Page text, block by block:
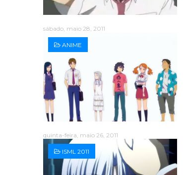
sábado, maio 28, 2011
ANIME
quinta-feira, maio 26, 2011
ISML 2011